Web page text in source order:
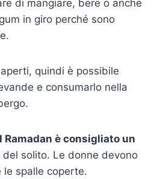
di mangiare, bere o anche
in giro perché sono
quindi è possibile
e consumarlo nella
Ramadan è consigliato un
del solito. Le donne devono
le spalle coperte.